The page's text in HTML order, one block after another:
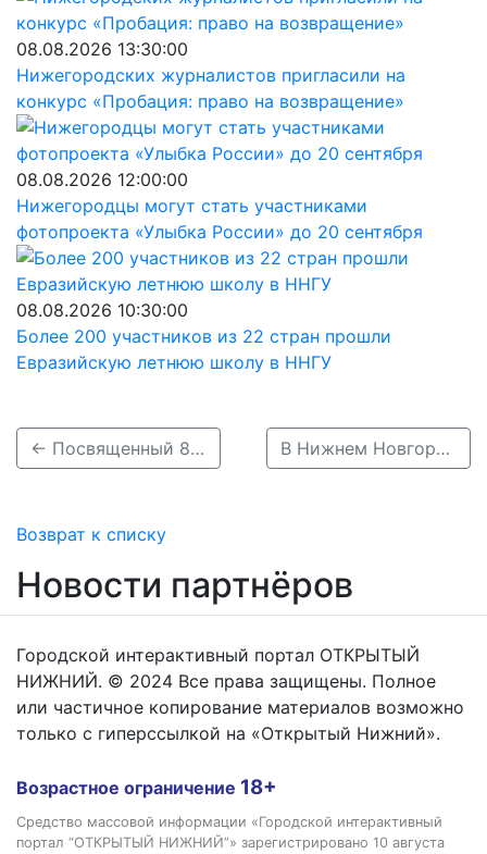
08.08.2026 13:30:00
Нижегородских журналистов пригласили на
конкурс «Пробация: право на возвращение»
08.08.2026 12:00:00
Нижегородцы могут стать участниками
фотопроекта «Улыбка России» до 20 сентября
08.08.2026 10:30:00
Более 200 участников из 22 стран прошли
Евразийскую летнюю школу в ННГУ
← Посвященный 800-летию Нижнего Новгорода стенд появится на ПМЭФ В Нижнем Новгороде прошел забег «Беги, Герой!» →
Возврат к списку
Новости партнёров
Городской интерактивный портал ОТКРЫТЫЙ
НИЖНИЙ. © 2024 Все права защищены. Полное
или частичное копирование материалов возможно
только с гиперссылкой на «Открытый Нижний».
Возрастное ограничение 18+
Средство массовой информации «Городской интерактивный
портал “ОТКРЫТЫЙ НИЖНИЙ”» зарегистрировано 10 августа